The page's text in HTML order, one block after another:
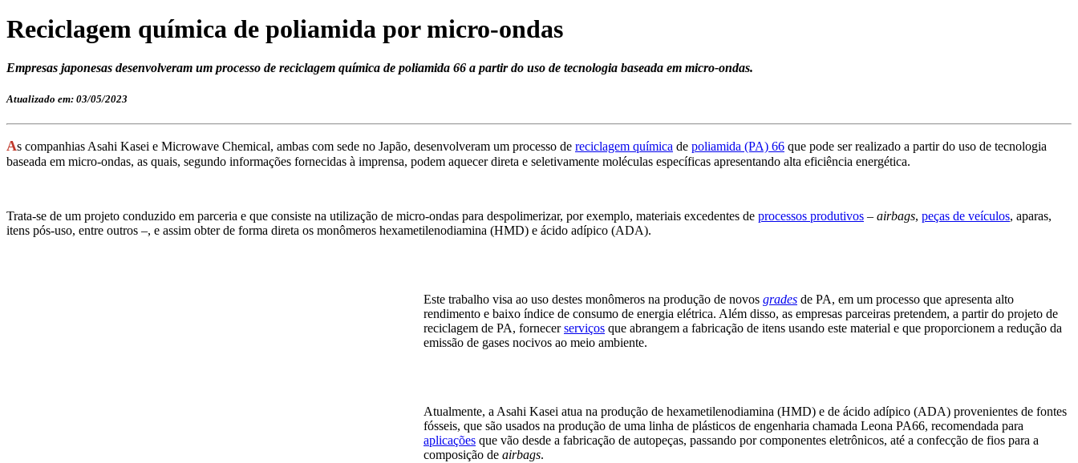
Reciclagem química de poliamida por micro-ondas
Empresas japonesas desenvolveram um processo de reciclagem química de poliamida 66 a partir do uso de tecnologia baseada em micro-ondas.
Atualizado em: 03/05/2023
As companhias Asahi Kasei e Microwave Chemical, ambas com sede no Japão, desenvolveram um processo de reciclagem química de poliamida (PA) 66 que pode ser realizado a partir do uso de tecnologia
baseada em micro-ondas, as quais, segundo informações fornecidas à imprensa, podem aquecer direta e seletivamente moléculas específicas apresentando alta eficiência energética.
Trata-se de um projeto conduzido em parceria e que consiste na utilização de micro-ondas para despolimerizar, por exemplo, materiais excedentes de processos produtivos – airbags, peças de veículos, aparas,
itens pós-uso, entre outros –, e assim obter de forma direta os monômeros hexametilenodiamina (HMD) e ácido adípico (ADA).
Este trabalho visa ao uso destes monômeros na produção de novos grades de PA, em um processo que apresenta alto
rendimento e baixo índice de consumo de energia elétrica. Além disso, as empresas parceiras pretendem, a partir do projeto de
reciclagem de PA, fornecerserviços que abrangem a fabricação de itens usando este material e que proporcionem a redução da
emissão de gases nocivos ao meio ambiente.
Atualmente, a Asahi Kasei atua na produção de hexametilenodiamina (HMD) e de ácido adípico (ADA) provenientes de fontes
fósseis, que são usados na produção de uma linha de plásticos de engenharia chamada Leona PA66, recomendada para
aplicações que vão desde a fabricação de autopeças, passando por componentes eletrônicos, até a confecção de fios para a
composição de airbags.